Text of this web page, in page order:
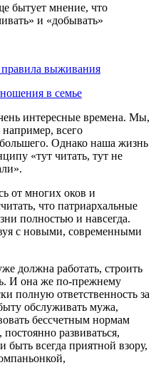
бытует мнение, что
и «добывать»
правила выживания
в семье
интересные времена. Мы,
всего
Однако наша жизнь
«тут читать, тут не
от многих оков и
что патриархальные
полностью и навсегда.
с новыми, современными
должна работать, строить
И она же по-прежнему
полную ответственность за
обслуживать мужа,
бессчетным нормам
постоянно развиваться,
быть всегда приятной взору,